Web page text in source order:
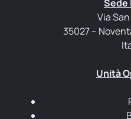
Sede
Via
35027 –
Unità